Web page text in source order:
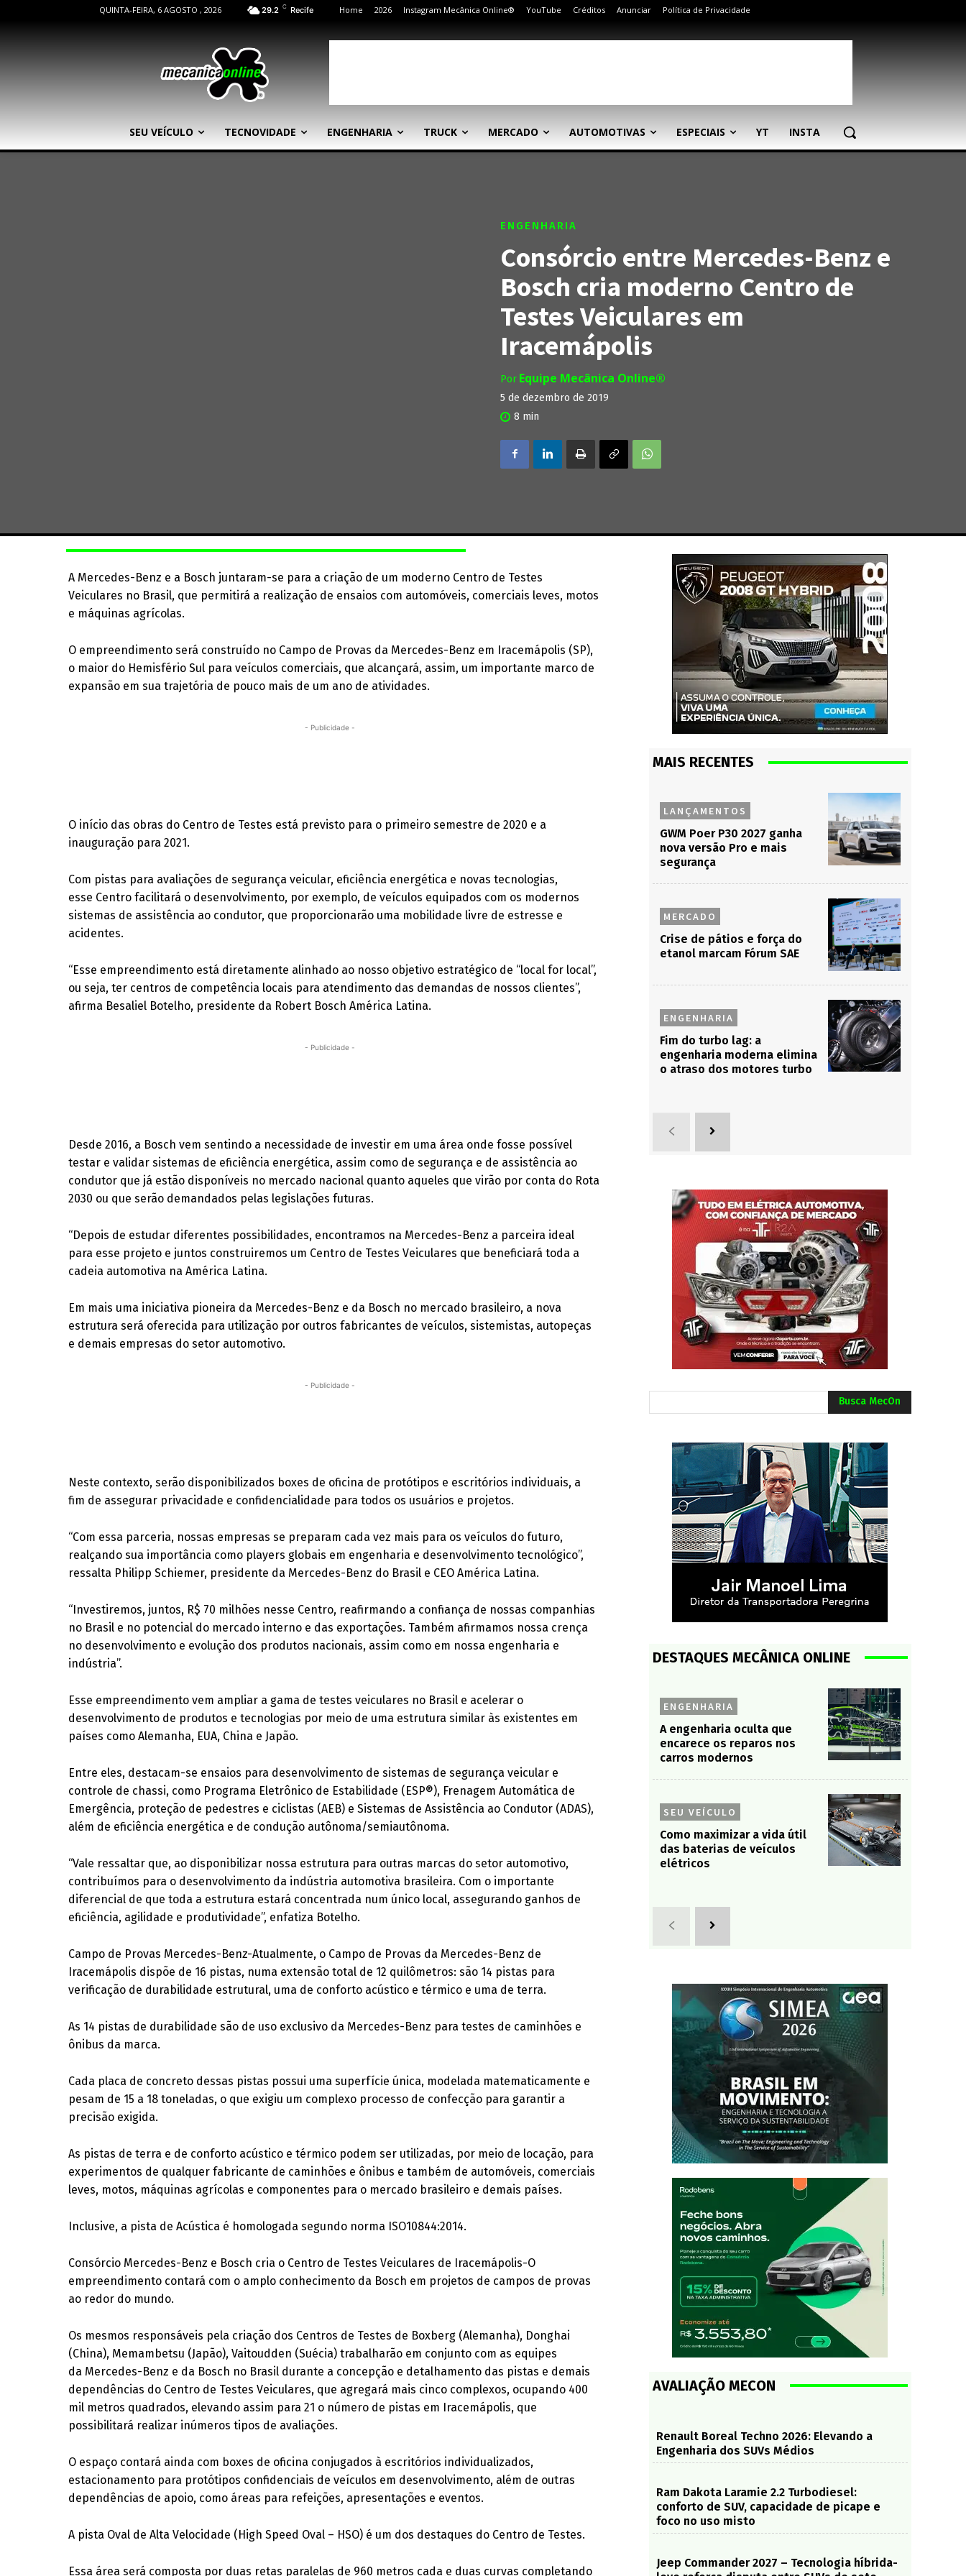
QUINTA-FEIRA, 6 AGOSTO , 2026 29.2 C Recife Home 2026 Instagram Mecânica Online® YouTube Créditos Anunciar Política de Privacidade
SEU VEÍCULO TECNOVIDADE ENGENHARIA TRUCK MERCADO AUTOMOTIVAS ESPECIAIS YT INSTA
ENGENHARIA
Consórcio entre Mercedes-Benz e
Bosch cria moderno Centro de
Testes Veiculares em
Iracemápolis
Por Equipe Mecânica Online®
5 de dezembro de 2019
8 min
A Mercedes-Benz e a Bosch juntaram-se para a criação de um moderno Centro de Testes
Veiculares no Brasil, que permitirá a realização de ensaios com automóveis, comerciais leves, motos
e máquinas agrícolas.
O empreendimento será construído no Campo de Provas da Mercedes-Benz em Iracemápolis (SP),
o maior do Hemisfério Sul para veículos comerciais, que alcançará, assim, um importante marco de
expansão em sua trajetória de pouco mais de um ano de atividades.
- Publicidade -
O início das obras do Centro de Testes está previsto para o primeiro semestre de 2020 e a
inauguração para 2021.
Com pistas para avaliações de segurança veicular, eficiência energética e novas tecnologias,
esse Centro facilitará o desenvolvimento, por exemplo, de veículos equipados com os modernos
sistemas de assistência ao condutor, que proporcionarão uma mobilidade livre de estresse e
acidentes.
“Esse empreendimento está diretamente alinhado ao nosso objetivo estratégico de “local for local”,
ou seja, ter centros de competência locais para atendimento das demandas de nossos clientes”,
afirma Besaliel Botelho, presidente da Robert Bosch América Latina.
- Publicidade -
Desde 2016, a Bosch vem sentindo a necessidade de investir em uma área onde fosse possível
testar e validar sistemas de eficiência energética, assim como de segurança e de assistência ao
condutor que já estão disponíveis no mercado nacional quanto aqueles que virão por conta do Rota
2030 ou que serão demandados pelas legislações futuras.
“Depois de estudar diferentes possibilidades, encontramos na Mercedes-Benz a parceira ideal
para esse projeto e juntos construiremos um Centro de Testes Veiculares que beneficiará toda a
cadeia automotiva na América Latina.
Em mais uma iniciativa pioneira da Mercedes-Benz e da Bosch no mercado brasileiro, a nova
estrutura será oferecida para utilização por outros fabricantes de veículos, sistemistas, autopeças
e demais empresas do setor automotivo.
- Publicidade -
Neste contexto, serão disponibilizados boxes de oficina de protótipos e escritórios individuais, a
fim de assegurar privacidade e confidencialidade para todos os usuários e projetos.
“Com essa parceria, nossas empresas se preparam cada vez mais para os veículos do futuro,
realçando sua importância como players globais em engenharia e desenvolvimento tecnológico”,
ressalta Philipp Schiemer, presidente da Mercedes-Benz do Brasil e CEO América Latina.
“Investiremos, juntos, R$ 70 milhões nesse Centro, reafirmando a confiança de nossas companhias
no Brasil e no potencial do mercado interno e das exportações. Também afirmamos nossa crença
no desenvolvimento e evolução dos produtos nacionais, assim como em nossa engenharia e
indústria”.
Esse empreendimento vem ampliar a gama de testes veiculares no Brasil e acelerar o
desenvolvimento de produtos e tecnologias por meio de uma estrutura similar às existentes em
países como Alemanha, EUA, China e Japão.
Entre eles, destacam-se ensaios para desenvolvimento de sistemas de segurança veicular e
controle de chassi, como Programa Eletrônico de Estabilidade (ESP®), Frenagem Automática de
Emergência, proteção de pedestres e ciclistas (AEB) e Sistemas de Assistência ao Condutor (ADAS),
além de eficiência energética e de condução autônoma/semiautônoma.
“Vale ressaltar que, ao disponibilizar nossa estrutura para outras marcas do setor automotivo,
contribuímos para o desenvolvimento da indústria automotiva brasileira. Com o importante
diferencial de que toda a estrutura estará concentrada num único local, assegurando ganhos de
eficiência, agilidade e produtividade”, enfatiza Botelho.
Campo de Provas Mercedes-Benz-Atualmente, o Campo de Provas da Mercedes-Benz de
Iracemápolis dispõe de 16 pistas, numa extensão total de 12 quilômetros: são 14 pistas para
verificação de durabilidade estrutural, uma de conforto acústico e térmico e uma de terra.
As 14 pistas de durabilidade são de uso exclusivo da Mercedes-Benz para testes de caminhões e
ônibus da marca.
Cada placa de concreto dessas pistas possui uma superfície única, modelada matematicamente e
pesam de 15 a 18 toneladas, o que exigiu um complexo processo de confecção para garantir a
precisão exigida.
As pistas de terra e de conforto acústico e térmico podem ser utilizadas, por meio de locação, para
experimentos de qualquer fabricante de caminhões e ônibus e também de automóveis, comerciais
leves, motos, máquinas agrícolas e componentes para o mercado brasileiro e demais países.
Inclusive, a pista de Acústica é homologada segundo norma ISO10844:2014.
Consórcio Mercedes-Benz e Bosch cria o Centro de Testes Veiculares de Iracemápolis-O
empreendimento contará com o amplo conhecimento da Bosch em projetos de campos de provas
ao redor do mundo.
Os mesmos responsáveis pela criação dos Centros de Testes de Boxberg (Alemanha), Donghai
(China), Memambetsu (Japão), Vaitoudden (Suécia) trabalharão em conjunto com as equipes
da Mercedes-Benz e da Bosch no Brasil durante a concepção e detalhamento das pistas e demais
dependências do Centro de Testes Veiculares, que agregará mais cinco complexos, ocupando 400
mil metros quadrados, elevando assim para 21 o número de pistas em Iracemápolis, que
possibilitará realizar inúmeros tipos de avaliações.
O espaço contará ainda com boxes de oficina conjugados à escritórios individualizados,
estacionamento para protótipos confidenciais de veículos em desenvolvimento, além de outras
dependências de apoio, como áreas para refeições, apresentações e eventos.
A pista Oval de Alta Velocidade (High Speed Oval – HSO) é um dos destaques do Centro de Testes.
Essa área será composta por duas retas paralelas de 960 metros cada e duas curvas completando
MAIS RECENTES
LANÇAMENTOS
GWM Poer P30 2027 ganha
nova versão Pro e mais
segurança
MERCADO
Crise de pátios e força do
etanol marcam Fórum SAE
ENGENHARIA
Fim do turbo lag: a
engenharia moderna elimina
o atraso dos motores turbo
Busca MecOn
DESTAQUES MECÂNICA ONLINE
ENGENHARIA
A engenharia oculta que
encarece os reparos nos
carros modernos
SEU VEÍCULO
Como maximizar a vida útil
das baterias de veículos
elétricos
AVALIAÇÃO MECON
Renault Boreal Techno 2026: Elevando a
Engenharia dos SUVs Médios
Ram Dakota Laramie 2.2 Turbodiesel:
conforto de SUV, capacidade de picape e
foco no uso misto
Jeep Commander 2027 – Tecnologia híbrida-